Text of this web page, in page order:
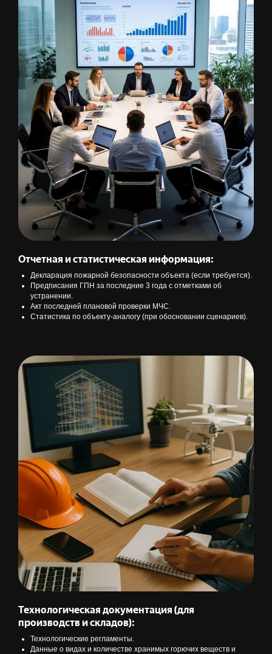
Отчетная и статистическая информация:
Декларация пожарной безопасности объекта (если требуется).
Предписания ГПН за последние 3 года с отметками об
устранении.
Акт последней плановой проверки МЧС.
Статистика по объекту-аналогу (при обосновании сценариев).
Технологическая документация (для
производств и складов):
Технологические регламенты.
Данные о видах и количестве хранимых горючих веществ и